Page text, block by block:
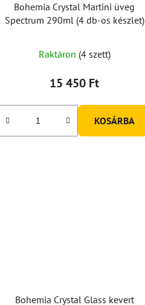
Bohemia Crystal Martini üveg
Spectrum 290ml (4 db-os készlet)
termék
átlagos
5-
Raktáron (4 szett)
15 450 Ft
KOSÁRBA
Bohemia Crystal Glass kevert